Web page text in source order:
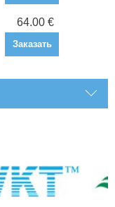
64.00 €
Заказать